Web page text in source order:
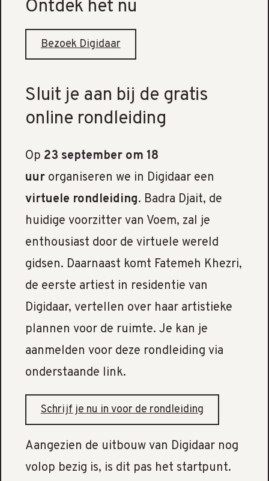
Ontdek het nu
Bezoek Digidaar
Sluit je aan bij de gratis
online rondleiding
Op 23 september om 18
uurorganiseren we in Digidaar een
virtuele rondleiding. Badra Djait, de
huidige voorzitter van Voem, zal je
enthousiast door de virtuele wereld
gidsen. Daarnaast komt Fatemeh Khezri,
de eerste artiest in residentie van
Digidaar, vertellen over haar artistieke
plannen voor de ruimte. Je kan je
aanmelden voor deze rondleiding via
onderstaande link.
Schrijf je nu in voor de rondleiding
Aangezien de uitbouw van Digidaar nog
volop bezig is, is dit pas het startpunt.